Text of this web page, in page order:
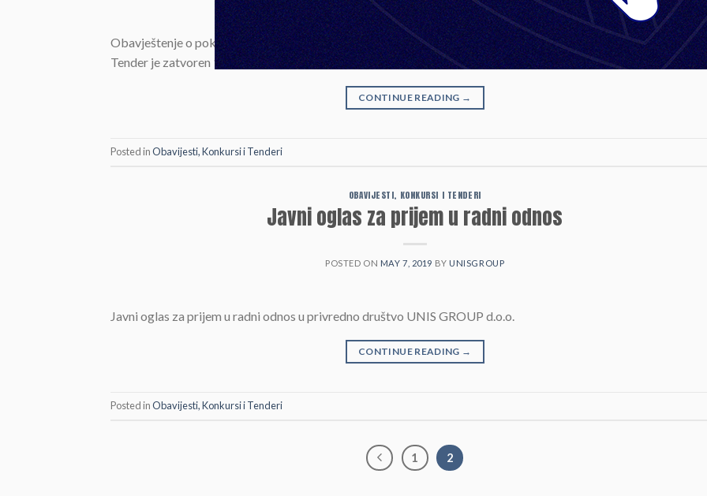
Obavještenje o pokretanju postupka nabavke radova: Izgradnja administrativno – proizvodnog objekta (II
Tender je zatvoren 14.12.2020 godine.
CONTINUE READING →
Posted inObavijesti, Konkursi i Tenderi
OBAVIJESTI, KONKURSI I TENDERI
Javni oglas za prijem u radni odnos
POSTED ON MAY 7, 2019 BY UNISGROUP
Javni oglas za prijem u radni odnos u privredno društvo UNIS GROUP d.o.o.
CONTINUE READING →
Posted inObavijesti, Konkursi i Tenderi
1 2